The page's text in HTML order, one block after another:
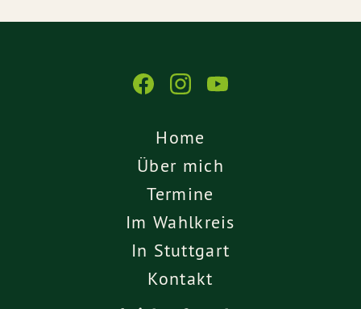
Home
Über mich
Termine
Im Wahlkreis
In Stuttgart
Kontakt